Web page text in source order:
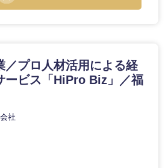
／プロ人材活用による経
ービス「HiPro Biz」／福
社